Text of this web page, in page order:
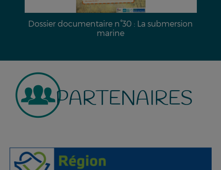
Dossier documentaire n°30 : La submersion
marine
PARTENAIRES